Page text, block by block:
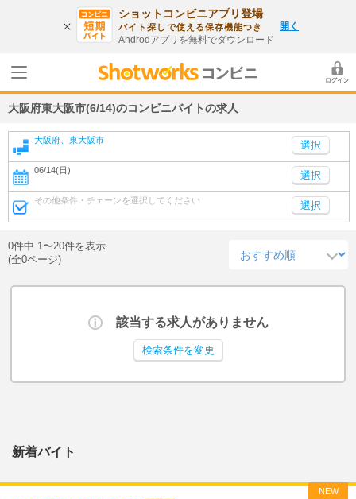
ショットコンビニアプリ登場
バイト探しで使える保存機能つき
Androdアプリを無料でダウンロード
開く
大阪府東大阪市(6/14)のコンビニバイトの求人
大阪府、東大阪市
06/14(日) 選択
その他条件・チェーンを選択してください 選択
0件中 1〜20件を表示
(全0ページ)
該当する求人がありません
検索条件を変更
新着バイト
NEW